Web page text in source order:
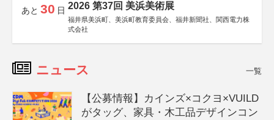
あと 30 日 2026 第37回 美浜美術展
福井県美浜町、美浜町教育委員会、福井新聞社、関西電力株
式会社
ニュース 一覧
【公募情報】カインズ×コクヨ×VUILD
がタッグ、家具・木工品デザインコン